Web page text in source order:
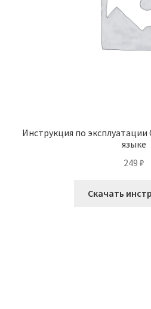
Инструкция по
языке
249 ₽
Скачать